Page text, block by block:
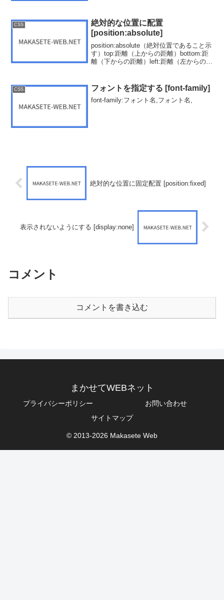
CSS
絶対的な位置に配置
[position:absolute]
position:absolute（絶対位置であること示
す）top:距離（上からの距離）bottom:距
離（下からの距離）left:距離（左からの距
CSS フォントを指定する [font-family]
font-family:フォント名,フォント名,
絶対的な位置に固定配置 [position:fixed]
表示されないようにする [display:none]
コメント
コメントを書き込む
まかせてWEBネット
プライバシーポリシー
お問い合わせ
サイトマップ
© 2013-2026 Makasete Web